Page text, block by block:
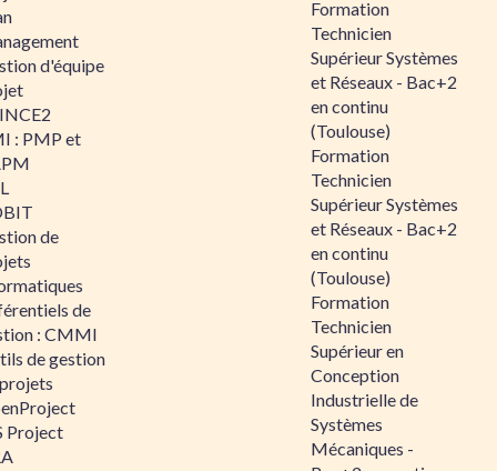
d'équipe
: PMP et
de
de
: CMMI
de gestion
Project
Formation
Technicien
Supérieur Systèmes
et Réseaux - Bac+2
en continu
(Toulouse)
Formation
Technicien
Supérieur Systèmes
et Réseaux - Bac+2
en continu
(Toulouse)
Formation
Technicien
Supérieur en
Conception
Industrielle de
Systèmes
Mécaniques -